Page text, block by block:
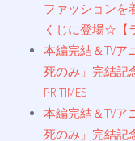
ファッションを
くじに登場☆【
本編完結＆TVア
死のみ」完結記
PR TIMES
本編完結＆TVア
死のみ」完結記